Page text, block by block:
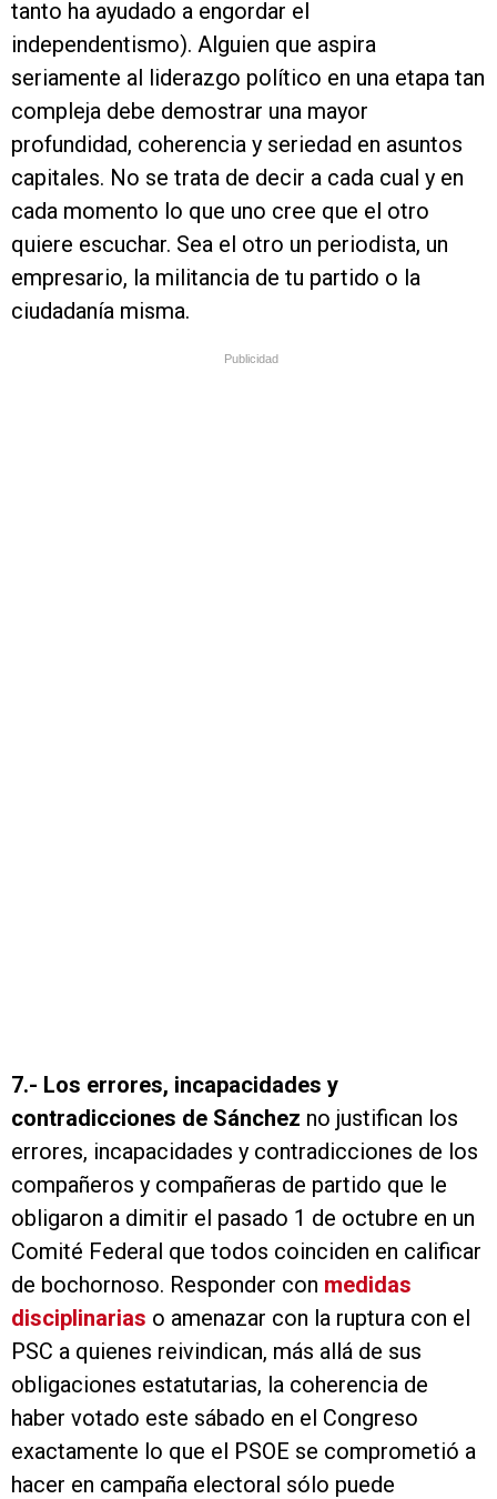
tanto ha ayudado a engordar el
independentismo). Alguien que aspira
seriamente al liderazgo político en una etapa tan
compleja debe demostrar una mayor
profundidad, coherencia y seriedad en asuntos
capitales. No se trata de decir a cada cual y en
cada momento lo que uno cree que el otro
quiere escuchar. Sea el otro un periodista, un
empresario, la militancia de tu partido o la
ciudadanía misma.
Publicidad
7.- Los errores, incapacidades y
contradicciones de Sánchez no justifican los
errores, incapacidades y contradicciones de los
compañeros y compañeras de partido que le
obligaron a dimitir el pasado 1 de octubre en un
Comité Federal que todos coinciden en calificar
de bochornoso. Responder con medidas
disciplinarias o amenazar con la ruptura con el
PSC a quienes reivindican, más allá de sus
obligaciones estatutarias, la coherencia de
haber votado este sábado en el Congreso
exactamente lo que el PSOE se comprometió a
hacer en campaña electoral sólo puede